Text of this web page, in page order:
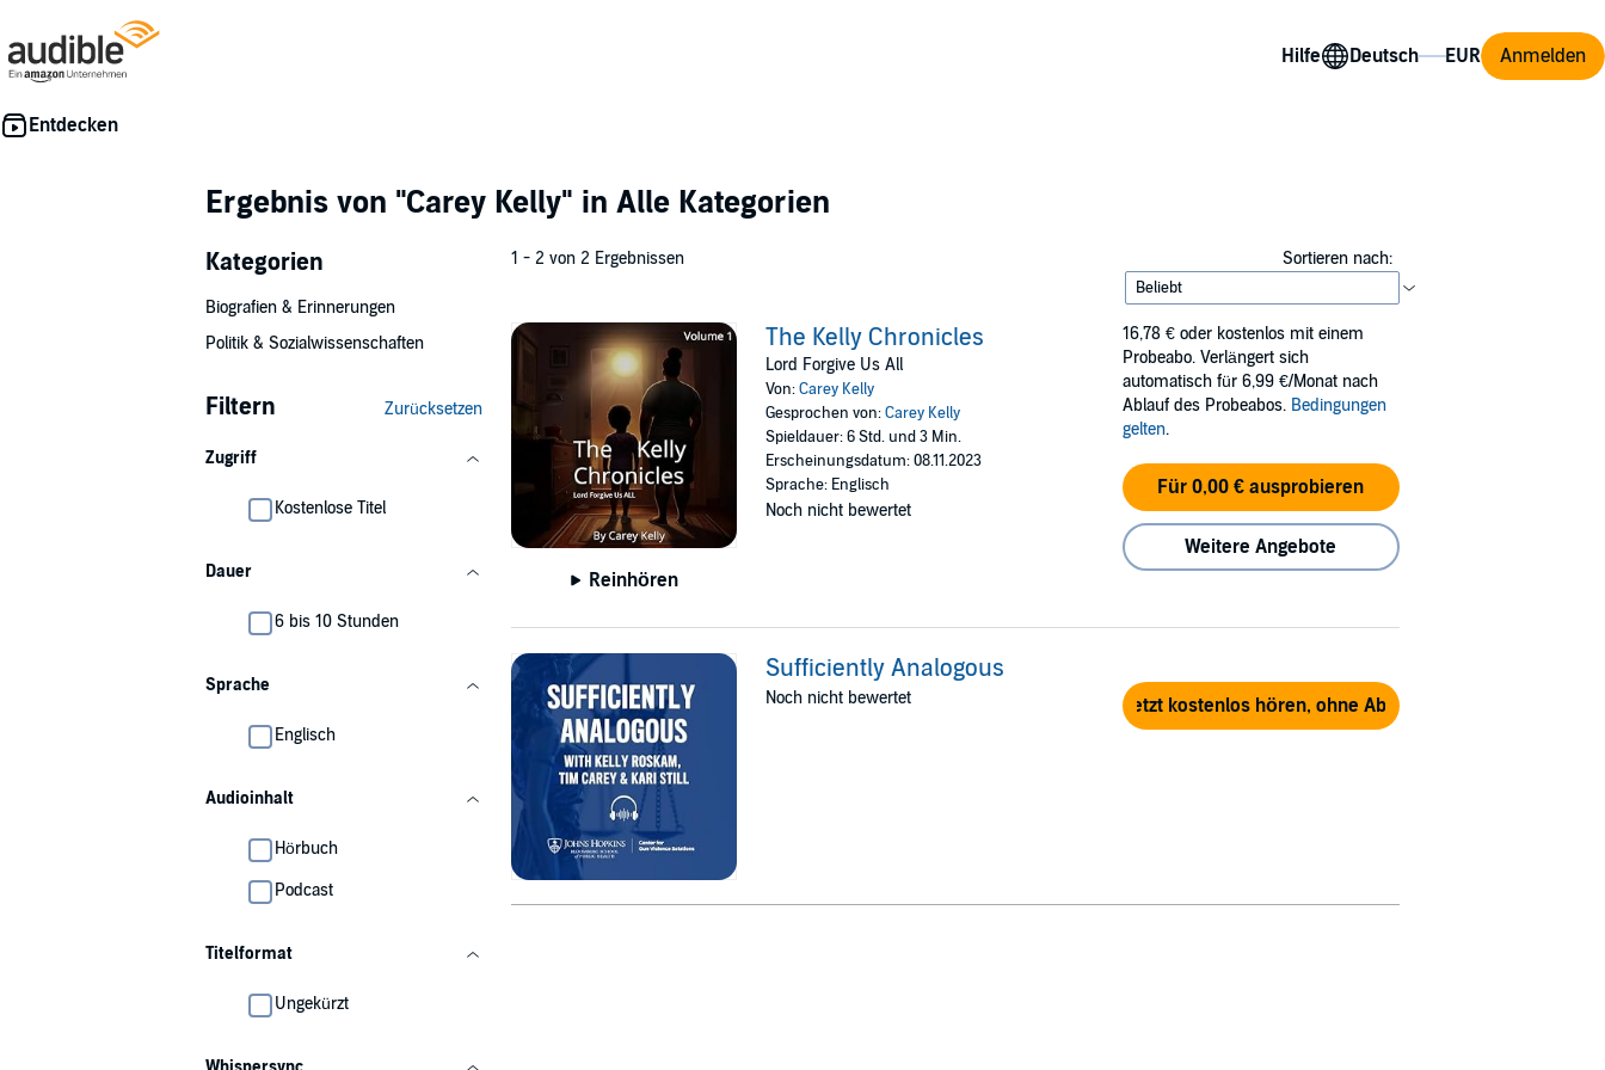
Hilfe Anmelden
Ergebnis von "Carey Kelly" in Alle Kategorien
Kategorien
Biografien & Erinnerungen
Politik & Sozialwissenschaften
Filtern Zurücksetzen
Zugriff
Kostenlose Titel
Dauer
6 bis 10 Stunden
Sprache
Englisch
Audioinhalt
Hörbuch
Podcast
Titelformat
Ungekürzt
1 - 2 von 2 Ergebnissen Sortieren nach:
Reinhören
The Kelly Chronicles
Lord Forgive Us All
Von:Carey Kelly
Gesprochen von:Carey Kelly
Spieldauer: 6 Std. und 3 Min.
Erscheinungsdatum: 08.11.2023
Sprache: Englisch
Noch nicht bewertet
16,78 € oder kostenlos mit einem
Probeabo. Verlängert sich
automatisch für 6,99 €/Monat nach
Ablauf des Probeabos. Bedingungen
gelten.
Für 0,00 € ausprobieren
Weitere Angebote
Sufficiently Analogous
Noch nicht bewertet Jetzt kostenlos hören, ohne Abo